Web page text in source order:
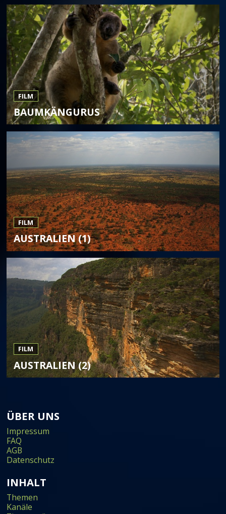
FILM
BAUMKÄNGURUS
FILM
AUSTRALIEN (1)
FILM
AUSTRALIEN (2)
ÜBER UNS
Impressum
FAQ
AGB
Datenschutz
INHALT
Themen
Kanäle